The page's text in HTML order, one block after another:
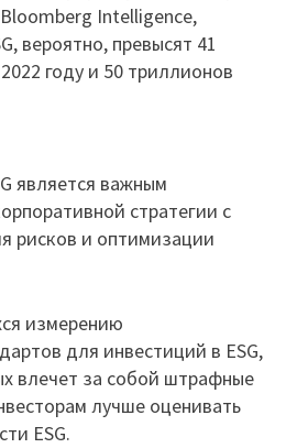
Intelligence,
вероятно, превысят 41
году и 50 триллионов
является важным
стратегии с
рисков и оптимизации
измерению
для инвестиций в ESG,
влечет за собой штрафные
лучше оценивать
ESG.